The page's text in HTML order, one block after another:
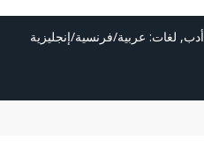
أدب, لغات: عربية/فرنسية/إنجليزية